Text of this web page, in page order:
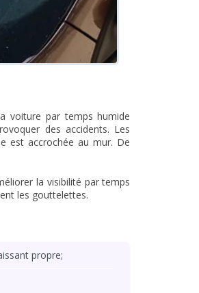
voiture par temps humide
des accidents. Les
est accrochée au mur. De
la visibilité par temps
les gouttelettes.
propre;